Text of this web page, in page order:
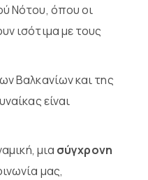
Νότου, όπου οι
ισότιμα με τους
Βαλκανίων και της
είναι
μια σύγχρονη
μας,